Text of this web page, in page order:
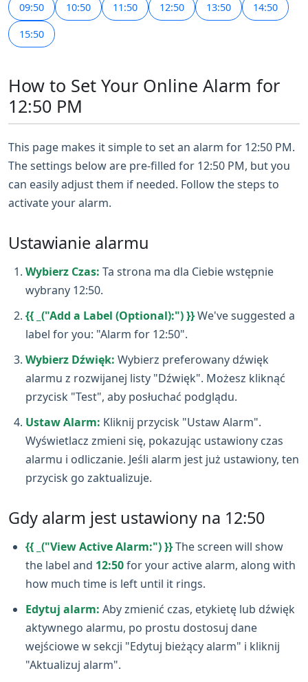
09:50 10:50 11:50 12:50 13:50 14:50
15:50
How to Set Your Online Alarm for
12:50 PM
This page makes it simple to set an alarm for 12:50 PM.
The settings below are pre-filled for 12:50 PM, but you
can easily adjust them if needed. Follow the steps to
activate your alarm.
Ustawianie alarmu
Wybierz Czas: Ta strona ma dla Ciebie wstępnie
wybrany 12:50.
{{ _("Add a Label (Optional):") }}We've suggested a
label for you: "Alarm for 12:50".
Wybierz Dźwięk: Wybierz preferowany dźwięk
alarmu z rozwijanej listy "Dźwięk". Możesz kliknąć
przycisk "Test", aby posłuchać podglądu.
Ustaw Alarm: Kliknij przycisk "Ustaw Alarm".
Wyświetlacz zmieni się, pokazując ustawiony czas
alarmu i odliczanie. Jeśli alarm jest już ustawiony, ten
przycisk go zaktualizuje.
Gdy alarm jest ustawiony na 12:50
{{ _("View Active Alarm:") }}The screen will show
the label and 12:50for your active alarm, along with
how much time is left until it rings.
Edytuj alarm: Aby zmienić czas, etykietę lub dźwięk
aktywnego alarmu, po prostu dostosuj dane
wejściowe w sekcji "Edytuj bieżący alarm" i kliknij
"Aktualizuj alarm".